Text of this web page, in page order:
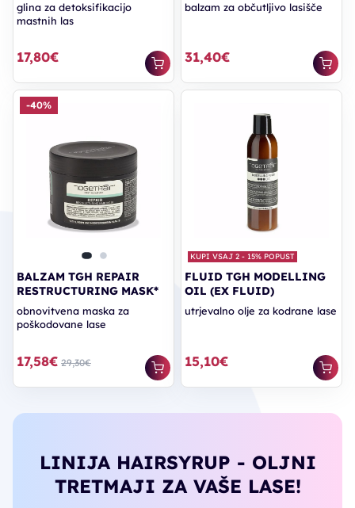
glina za detoksifikacijo
mastnih las
17,80€
balzam za občutljivo lasišče
31,40€
-40%
BALZAM TGH REPAIR
RESTRUCTURING MASK*
obnovitvena maska za
poškodovane lase
17,58€ 29,30€
KUPI VSAJ 2 - 15% POPUST
FLUID TGH MODELLING
OIL (EX FLUID)
utrjevalno olje za kodrane lase
15,10€
LINIJA HAIRSYRUP - OLJNI
TRETMAJI ZA VAŠE LASE!